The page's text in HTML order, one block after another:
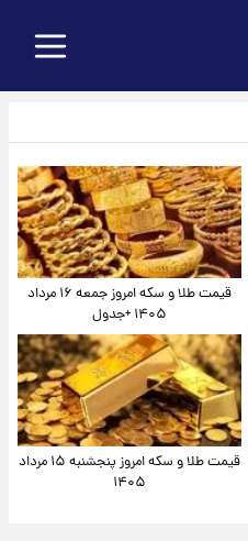
قیمت طلا و سکه امروز جمعه ۱۶ مرداد
۱۴۰۵ +جدول
قیمت طلا و سکه امروز پنجشنبه ۱۵ مرداد
۱۴۰۵